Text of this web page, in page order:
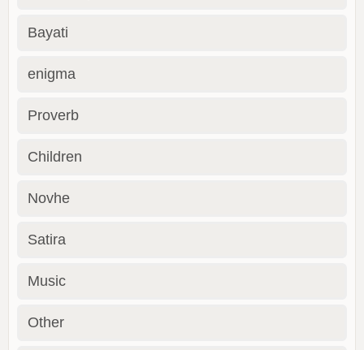
Bayati
enigma
Proverb
Children
Novhe
Satira
Music
Other